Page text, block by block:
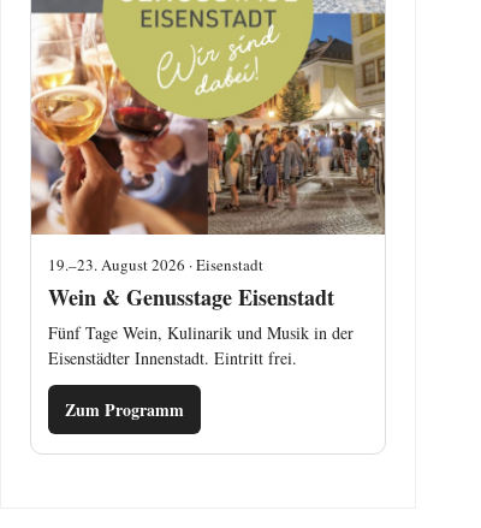
19.–23. August 2026 · Eisenstadt
Wein & Genusstage Eisenstadt
Fünf Tage Wein, Kulinarik und Musik in der
Eisenstädter Innenstadt. Eintritt frei.
Zum Programm